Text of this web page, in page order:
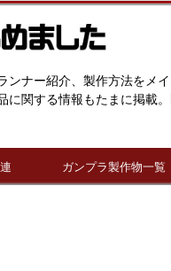
ンナー紹介、製作方法をメ
関する情報もたまに掲載。
ガンプラ製作物一覧